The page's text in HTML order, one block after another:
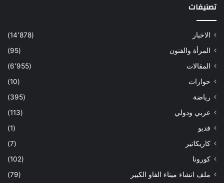
تصنيفات
الاخبار
(14٬878)
المرأة والفنون
(95)
المقالات
(6٬955)
حوارات
(10)
رياضة
(395)
عربي ودولي
(113)
فديو
(1)
كاريكاتير
(7)
كورونا
(102)
ملف انشاء ميناء الفاو الكبير
(79)